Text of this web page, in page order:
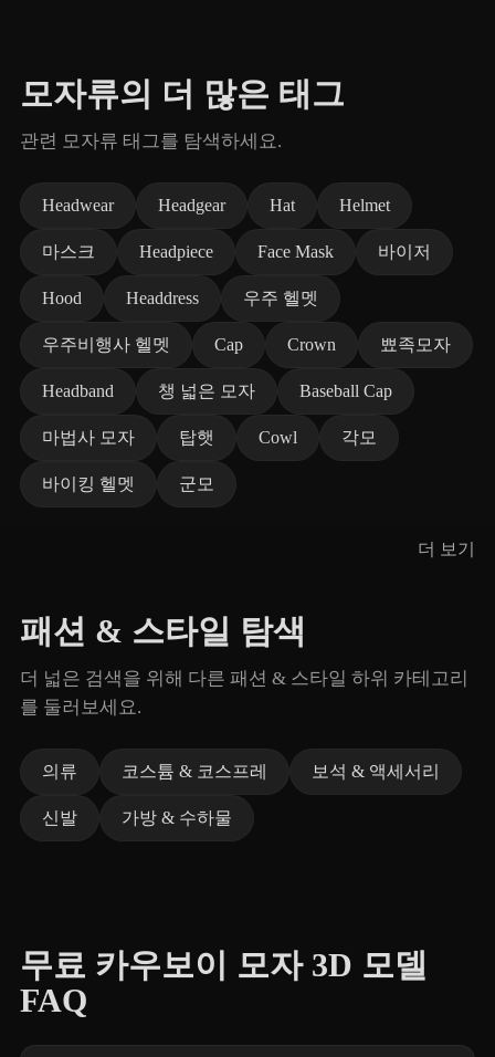
모자류의 더 많은 태그
관련 모자류 태그를 탐색하세요.
Headwear Headgear Hat Helmet
마스크 Headpiece Face Mask 바이저
Hood Headdress 우주 헬멧
우주비행사 헬멧 Cap Crown 뾰족모자
Headband 챙 넓은 모자 Baseball Cap
마법사 모자 탑햇 Cowl 각모
바이킹 헬멧 군모
더 보기
패션 & 스타일 탐색
더 넓은 검색을 위해 다른 패션 & 스타일 하위 카테고리
를 둘러보세요.
의류 코스튬 & 코스프레 보석 & 액세서리
신발 가방 & 수하물
무료 카우보이 모자 3D 모델
FAQ